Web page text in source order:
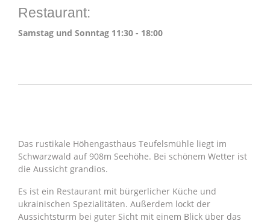
Restaurant:
Samstag und Sonntag 11:30 - 18:00
Das rustikale Höhengasthaus Teufelsmühle liegt im
Schwarzwald auf 908m Seehöhe. Bei schönem Wetter ist
die Aussicht grandios.
Es ist ein Restaurant mit bürgerlicher Küche und
ukrainischen Spezialitäten. Außerdem lockt der
Aussichtsturm bei guter Sicht mit einem Blick über das